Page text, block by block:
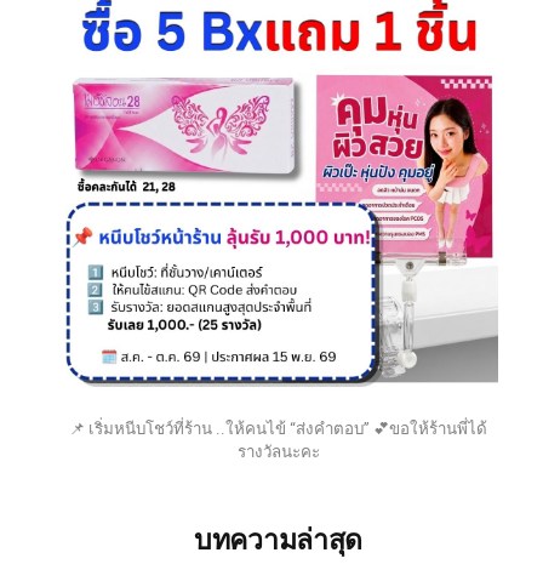
📌 เริ่มหนีบโชว์ที่ร้าน ..ให้คนไข้ “ส่งคำตอบ” 💕ขอให้ร้านพี่ได้
รางวัลนะคะ
บทความล่าสุด